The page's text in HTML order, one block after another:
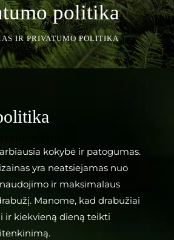
politika
IR PRIVATUMO POLITIKA
kokybė ir patogumas.
yra neatsiejamas nuo
ir maksimalaus
Manome, kad drabužiai
ir kiekvieną dieną teikti